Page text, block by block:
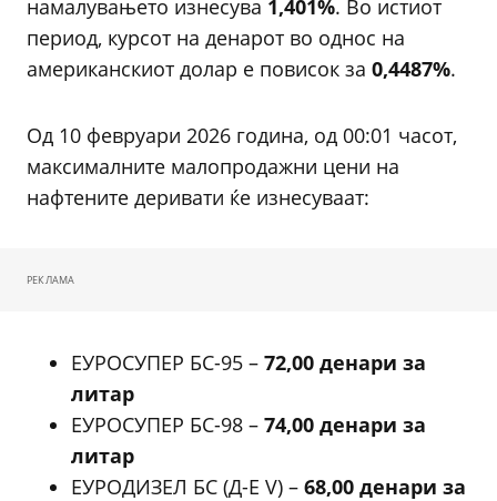
намалувањето изнесува 1,401%. Во истиот
период, курсот на денарот во однос на
американскиот долар е повисок за 0,4487%.
Од 10 февруари 2026 година, од 00:01 часот,
максималните малопродажни цени на
нафтените деривати ќе изнесуваат:
РЕКЛАМА
ЕУРОСУПЕР БС-95 – 72,00 денари за
литар
ЕУРОСУПЕР БС-98 – 74,00 денари за
литар
ЕУРОДИЗЕЛ БС (Д-Е V) – 68,00 денари за